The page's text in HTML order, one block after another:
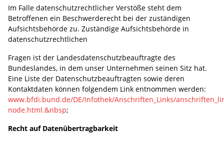
Im Falle datenschutzrechtlicher Verstöße steht dem
Betroffenen ein Beschwerderecht bei der zuständigen
Aufsichtsbehörde zu. Zuständige Aufsichtsbehörde in
datenschutzrechtlichen
Fragen ist der Landesdatenschutzbeauftragte des
Bundeslandes, in dem unser Unternehmen seinen Sitz hat.
Eine Liste der Datenschutzbeauftragten sowie deren
Kontaktdaten können folgendem Link entnommen werden:
www.bfdi.bund.de/DE/Infothek/Anschriften_Links/
node.html.&nbsp;
Recht auf Datenübertragbarkeit